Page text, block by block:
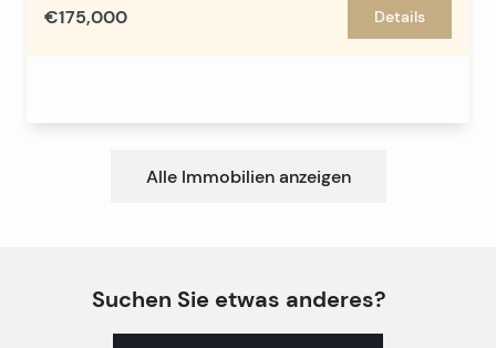
€175,000 Details
Alle Immobilien anzeigen
Suchen Sie etwas anderes?